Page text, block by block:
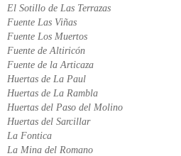
El Sotillo de Las Terrazas
Fuente Las Viñas
Fuente Los Muertos
Fuente de Altiricón
Fuente de la Articaza
Huertas de La Paul
Huertas de La Rambla
Huertas del Paso del Molino
Huertas del Sarcillar
La Fontica
La Mina del Romano